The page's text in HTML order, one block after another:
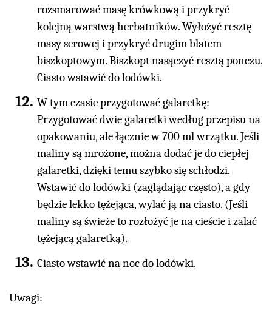
rozsmarować masę krówkową i przykryć
kolejną warstwą herbatników. Wyłożyć resztę
masy serowej i przykryć drugim blatem
biszkoptowym. Biszkopt nasączyć resztą ponczu.
Ciasto wstawić do lodówki.
W tym czasie przygotować galaretkę:
Przygotować dwie galaretki według przepisu na
opakowaniu, ale łącznie w 700 ml wrzątku. Jeśli
maliny są mrożone, można dodać je do ciepłej
galaretki, dzięki temu szybko się schłodzi.
Wstawić do lodówki (zaglądając często), a gdy
będzie lekko tężejąca, wylać ją na ciasto. (Jeśli
maliny są świeże to rozłożyć je na cieście i zalać
tężejącą galaretką).
Ciasto wstawić na noc do lodówki.
Uwagi: